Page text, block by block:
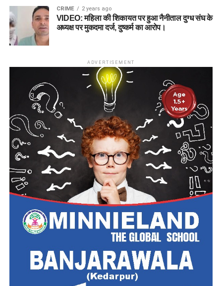
CRIME 2 years ago
VIDEO: महिला की शिकायत पर हुआ नैनीताल दुग्ध संघ के
अध्यक्ष पर मुकदमा दर्ज, दुष्कर्म का आरोप।
ADVERTISEMENT